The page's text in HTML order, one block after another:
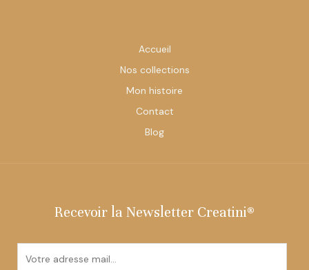
Accueil
Nos collections
Mon histoire
Contact
Blog
Recevoir la Newsletter Creatini®